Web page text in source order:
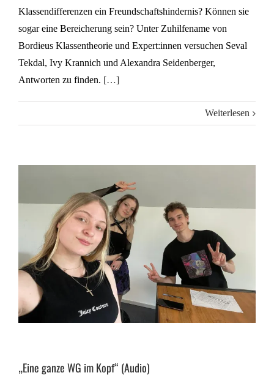
Klassendifferenzen ein Freundschaftshindernis? Können sie
sogar eine Bereicherung sein? Unter Zuhilfename von
Bordieus Klassentheorie und Expert:innen versuchen Seval
Tekdal, Ivy Krannich und Alexandra Seidenberger,
Antworten zu finden. […]
Weiterlesen
„Eine ganze WG im Kopf“ (Audio)